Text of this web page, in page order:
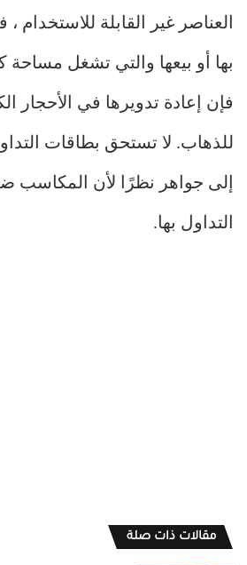
العناصر غير القابلة للاستخدام ،
بها أو بيعها والتي تشغل
فإن إعادة تدويرها في الأحجار
للذهاب. لا تستحق بطاقات
إلى جواهر نظرًا لأن المكاسب
التداول بها.
مقالات ذات صلة